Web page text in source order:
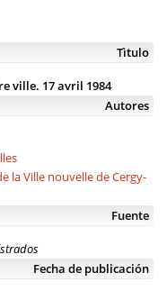
Tìtulo
ville. 17 avril 1984
Autores
la Ville nouvelle de Cergy-
Fuente
Fecha de publicación